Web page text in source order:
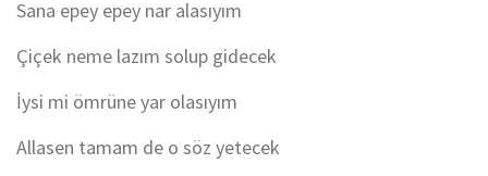
Sana epey epey nar alasıyım
Çiçek neme lazım solup gidecek
İysi mi ömrüne yar olasıyım
Allasen tamam de o söz yetecek